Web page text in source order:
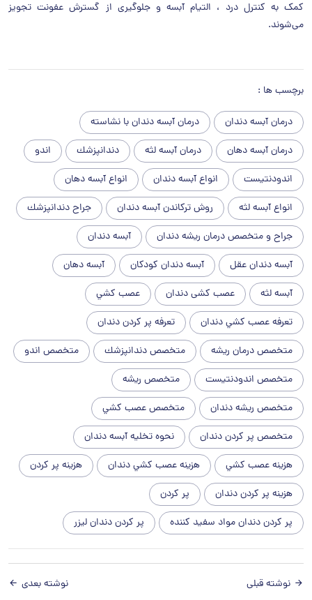
کمک به کنترل درد ، التیام آبسه و جلوگیری از گسترش عفونت تجویز
می‌شوند.
برچسب ها :
درمان آبسه دندان
درمان آبسه دندان با نشاسته
درمان آبسه دهان
درمان آبسه لثه دندانپزشك
اندو
اندودنتیست
انواع آبسه دندان
انواع آبسه دهان
انواع آبسه لثه
روش ترکاندن آبسه دندان
جراح دندانپزشك
جراح و متخصص درمان ریشه دندان
آبسه دندان
آبسه دندان عقل
آبسه دندان کودکان
آبسه دهان
آبسه لثه
عصب کشی دندان
عصب كشي
تعرفه عصب كشي دندان
تعرفه پر كردن دندان
متخصص درمان ريشه
متخصص دندانپزشك
متخصص اندو
متخصص اندودنتيست
متخصص ريشه
متخصص ريشه دندان
متخصص عصب كشي
متخصص پر كردن دندان
نحوه تخلیه آبسه دندان
هزينه عصب كشي
هزينه عصب كشي دندان
هزينه پر كردن
هزينه پر كردن دندان
پر كردن
پر كردن دندان مواد سفيد كننده
پر كردن دندان ليزر
نوشته قبلی نوشته بعدی